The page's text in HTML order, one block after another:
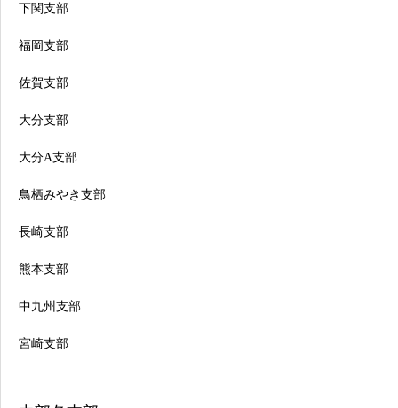
下関支部
福岡支部
佐賀支部
大分支部
大分A支部
鳥栖みやき支部
長崎支部
熊本支部
中九州支部
宮崎支部